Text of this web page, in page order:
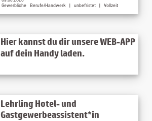
Gewerbliche Berufe/Handwerk | unbefristet | Vollzeit
Hier kannst du dir unsere WEB-APP
auf dein Handy laden.
Lehrling Hotel- und
Gastgewerbeassistent*in